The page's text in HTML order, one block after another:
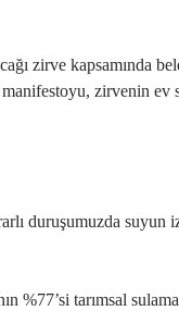
zirve kapsamında
manifestoyu, zirvenin ev
duruşumuzda suyun
%77’si tarımsal